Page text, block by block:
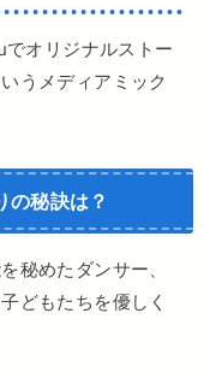
オリジナルストー
うメディアミック
の秘訣は？
秘めたダンサー、
どもたちを優しく